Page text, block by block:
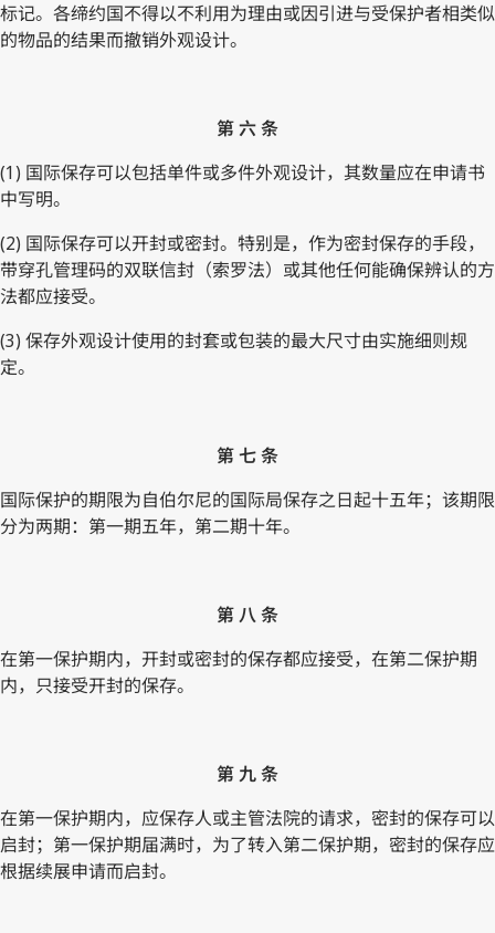
标记。各缔约国不得以不利用为理由或因引进与受保护者相类似
的物品的结果而撤销外观设计。
第 六 条
(1) 国际保存可以包括单件或多件外观设计，其数量应在申请书
中写明。
(2) 国际保存可以开封或密封。特别是，作为密封保存的手段，
带穿孔管理码的双联信封（索罗法）或其他任何能确保辨认的方
法都应接受。
(3) 保存外观设计使用的封套或包装的最大尺寸由实施细则规
定。
第 七 条
国际保护的期限为自伯尔尼的国际局保存之日起十五年；该期限
分为两期：第一期五年，第二期十年。
第 八 条
在第一保护期内，开封或密封的保存都应接受，在第二保护期
内，只接受开封的保存。
第 九 条
在第一保护期内，应保存人或主管法院的请求，密封的保存可以
启封；第一保护期届满时，为了转入第二保护期，密封的保存应
根据续展申请而启封。